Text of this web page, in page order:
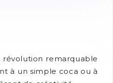
révolution remarquable
à un simple coca ou à